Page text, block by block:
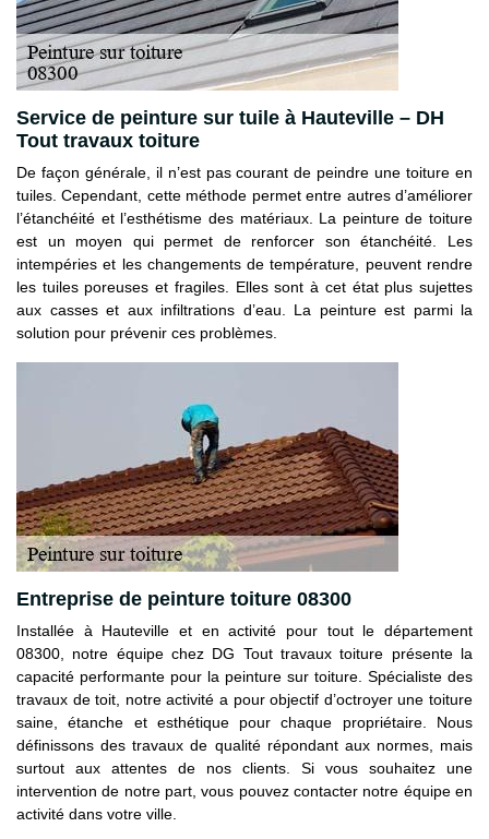
Service de peinture sur tuile à Hauteville – DH
Tout travaux toiture
De façon générale, il n’est pas courant de peindre une toiture en
tuiles. Cependant, cette méthode permet entre autres d’améliorer
l’étanchéité et l’esthétisme des matériaux. La peinture de toiture
est un moyen qui permet de renforcer son étanchéité. Les
intempéries et les changements de température, peuvent rendre
les tuiles poreuses et fragiles. Elles sont à cet état plus sujettes
aux casses et aux infiltrations d’eau. La peinture est parmi la
solution pour prévenir ces problèmes.
Entreprise de peinture toiture 08300
Installée à Hauteville et en activité pour tout le département
08300, notre équipe chez DG Tout travaux toiture présente la
capacité performante pour la peinture sur toiture. Spécialiste des
travaux de toit, notre activité a pour objectif d’octroyer une toiture
saine, étanche et esthétique pour chaque propriétaire. Nous
définissons des travaux de qualité répondant aux normes, mais
surtout aux attentes de nos clients. Si vous souhaitez une
intervention de notre part, vous pouvez contacter notre équipe en
activité dans votre ville.